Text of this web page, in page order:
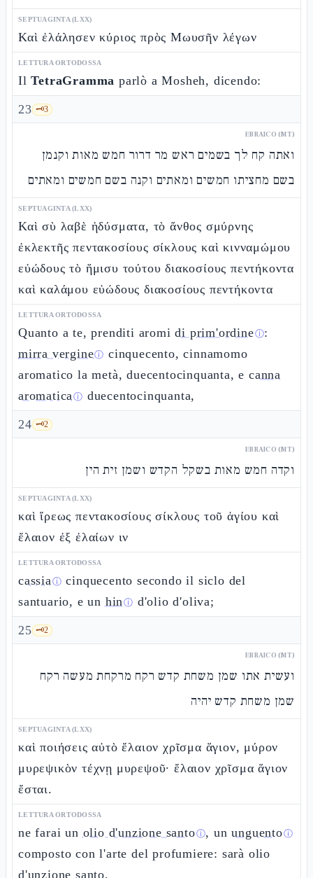
SEPTUAGINTA (LXX)
Καὶ ἐλάλησεν κύριος πρὸς Μωυσῆν λέγων
LETTURA ORTODOSSA
IlTetraGramma parlò a Mosheh, dicendo:
23 🗝️3
EBRAICO (MT)
ואתה קח לך בשמים ראש מר דרור חמש מאות וקנמן
בשם מחציתו חמשים ומאתים וקנה בשם חמשים ומאתים
SEPTUAGINTA (LXX)
Καὶ σὺ λαβὲ ἡδύσματα, τὸ ἄνθος σμύρνης
ἐκλεκτῆς πεντακοσίους σίκλους καὶ κινναμώμου
εὐώδους τὸ ἥμισυ τούτου διακοσίους πεντήκοντα
καὶ καλάμου εὐώδους διακοσίους πεντήκοντα
LETTURA ORTODOSSA
Quanto a te, prenditi aromidi prim'ordineⓘ:
mirra vergineⓘ cinquecento, cinnamomo
aromatico la metà, duecentocinquanta, e canna
aromaticaⓘ duecentocinquanta,
24 🗝️2
EBRAICO (MT)
וקדה חמש מאות בשקל הקדש ושמן זית הין
SEPTUAGINTA (LXX)
καὶ ἴρεως πεντακοσίους σίκλους τοῦ ἁγίου καὶ
ἔλαιον ἐξ ἐλαίων ιν
LETTURA ORTODOSSA
cassiaⓘ cinquecento secondo il siclo del
santuario, e un hinⓘ d'olio d'oliva;
25 🗝️2
EBRAICO (MT)
ועשית אתו שמן משחת קדש רקח מרקחת מעשה רקח
שמן משחת קדש יהיה
SEPTUAGINTA (LXX)
καὶ ποιήσεις αὐτὸ ἔλαιον χρῖσμα ἅγιον, μύρον
μυρεψικὸν τέχνῃ μυρεψοῦ· ἔλαιον χρῖσμα ἅγιον
ἔσται.
LETTURA ORTODOSSA
ne farai un olio d'unzione santoⓘ, ununguentoⓘ
composto con l'arte del profumiere: sarà olio
d'unzione santo.